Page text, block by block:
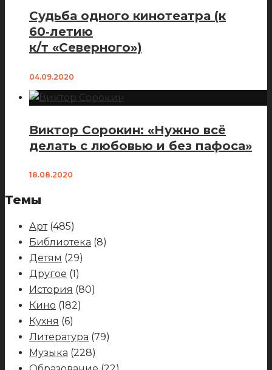
Судьба одного кинотеатра (к
60‑летию
к/т «Северного»)
04.09.2020
Виктор Сорокин: «Нужно всё
делать с любовью и без пафоса»
18.08.2020
Темы
Арт(485)
Библиотека (8)
Детям (29)
Другое (1)
История (80)
Кино (182)
Кухня (6)
Литература (79)
Музыка (228)